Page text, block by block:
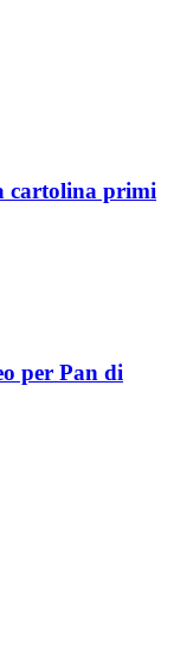
cartolina primi
per Pan di